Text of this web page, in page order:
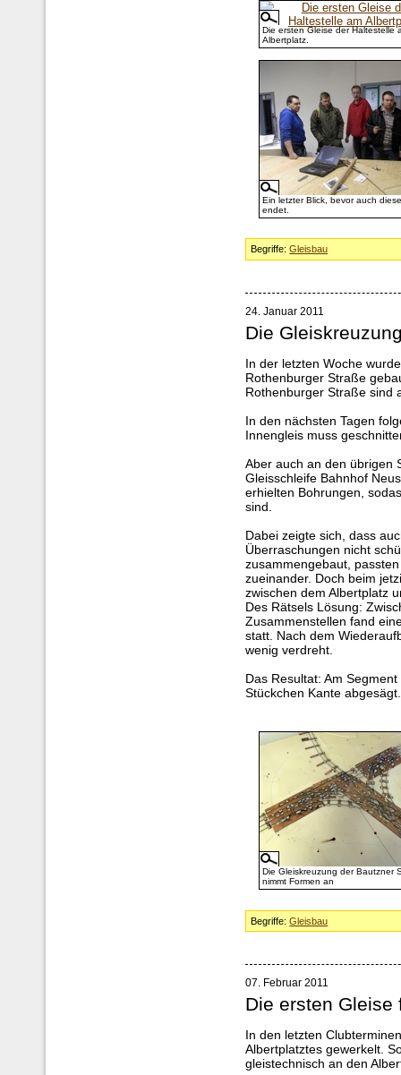
Die ersten Gleise der Haltestelle
Albertplatz.
Ein letzter Blick, bevor auch
endet.
Begriffe:Gleisbau
24. Januar 2011
Die
In der letzten Woche
Rothenburger Straße
Rothenburger Straße sind
In den nächsten Tagen
Innengleis muss
Aber auch an den übrigen
Gleisschleife Bahnhof
erhielten Bohrungen,
sind.
Dabei zeigte sich, dass
Überraschungen nicht
zusammengebaut,
zueinander. Doch beim
zwischen dem Albertplatz
Des Rätsels Lösung:
Zusammenstellen fand
statt. Nach dem
wenig verdreht.
Das Resultat: Am
Stückchen Kante abgesägt.
Die Gleiskreuzung der Bautzner
nimmt Formen an
Begriffe:Gleisbau
07. Februar 2011
Die ersten Gleise
In den letzten
Albertplatztes gewerkelt.
gleistechnisch an den